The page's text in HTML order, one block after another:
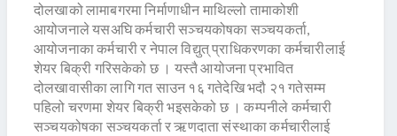
दोलखाको लामाबगरमा निर्माणाधीन माथिल्लो तामाकोशी
आयोजनाले यसअघि कर्मचारी सञ्चयकोषका सञ्चयकर्ता,
आयोजनाका कर्मचारी र नेपाल विद्युत् प्राधिकरणका कर्मचारीलाई
शेयर बिक्री गरिसकेको छ । यस्तै आयोजना प्रभावित
दोलखावासीका लागि गत साउन १६ गतेदेखि भदौ २१ गतेसम्म
पहिलो चरणमा शेयर बिक्री भइसकेको छ । कम्पनीले कर्मचारी
सञ्चयकोषका सञ्चयकर्ता र ऋणदाता संस्थाका कर्मचारीलाई